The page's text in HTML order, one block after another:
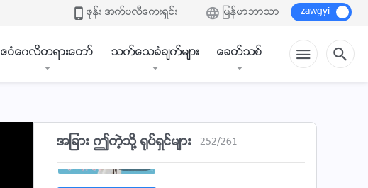
ဖုန္း အက္ပလီေကးရွင္း ျမန္မာဘာသာ
ဧဝံေဂလိတရားေတာ္ သက္ေသခံခ်က္မ်ား ေခတ္သစ္
အျခား ဤကဲ့သို႔ ႐ုပ္ရွင္မ်ား 252/261
တိုင္းသည္စိတ္ရင္းမွန္ျဖင့္လုပ္ေဆာ
Praise Song (ဘုရားသခင္၏ႂကြ
လာျခင္းႏွင့္ ႀကဳံဆုံရသည္မွာ ကြၽန္ုပ္
4:32
Myanmar Praise Song
(ဘုရား၏လူမ်ိဳးအားလုံး ကိုယ္ေတာ္
ကို အစြမ္းကုန္ ခ်ီးမြမ္း) | Music